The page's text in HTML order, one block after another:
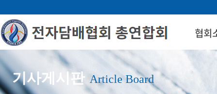
협회
기사게시판 Article Board